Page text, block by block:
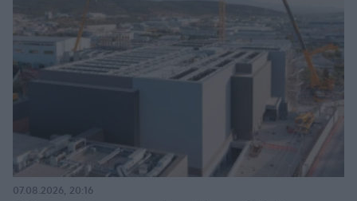
07.08.2026, 20:16